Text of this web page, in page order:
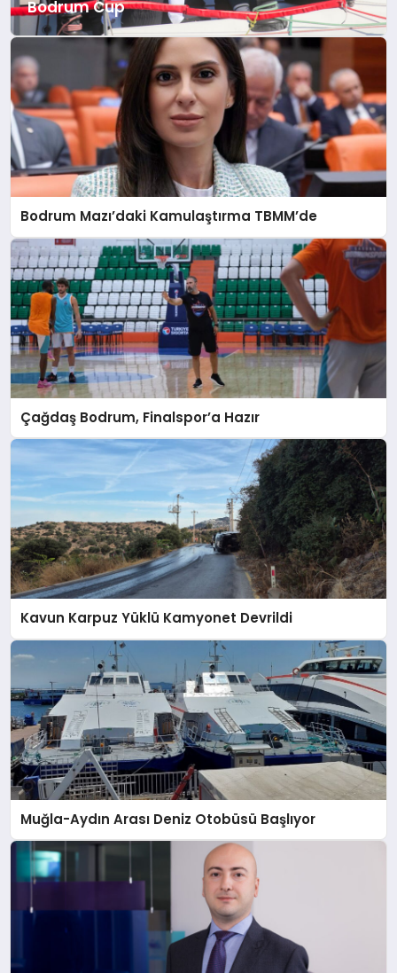
Bodrum Cup
Bodrum Mazı’daki Kamulaştırma TBMM’de
Çağdaş Bodrum, Finalspor’a Hazır
Kavun Karpuz Yüklü Kamyonet Devrildi
Muğla-Aydın Arası Deniz Otobüsü Başlıyor